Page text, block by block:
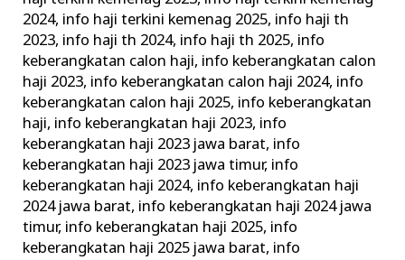
2024, info haji terkini kemenag 2025, info haji th
2023, info haji th 2024, info haji th 2025, info
keberangkatan calon haji, info keberangkatan calon
haji 2023, info keberangkatan calon haji 2024, info
keberangkatan calon haji 2025, info keberangkatan
haji, info keberangkatan haji 2023, info
keberangkatan haji 2023 jawa barat, info
keberangkatan haji 2023 jawa timur, info
keberangkatan haji 2024, info keberangkatan haji
2024 jawa barat, info keberangkatan haji 2024 jawa
timur, info keberangkatan haji 2025, info
keberangkatan haji 2025 jawa barat, info